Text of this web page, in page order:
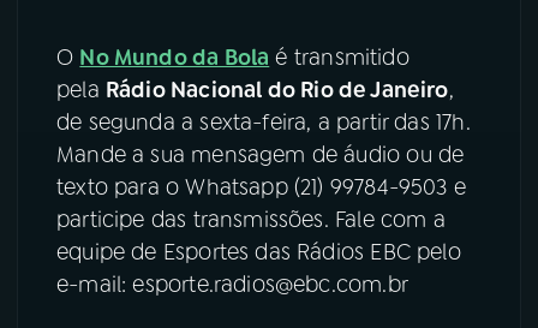
O No Mundo da Bola é transmitido
pela Rádio Nacional do Rio de Janeiro,
de segunda a sexta-feira, a partir das 17h.
Mande a sua mensagem de áudio ou de
texto para o Whatsapp (21) 99784-9503 e
participe das transmissões. Fale com a
equipe de Esportes das Rádios EBC pelo
e-mail: esporte.radios@ebc.com.br